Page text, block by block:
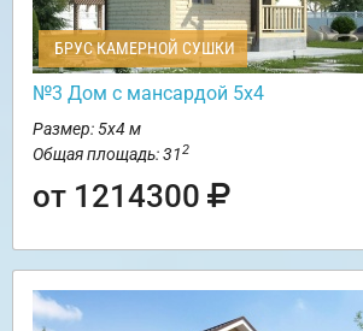
БРУС КАМЕРНОЙ СУШКИ
№3 Дом с мансардой 5х4
Размер: 5х4 м
Общая площадь: 312
от 1214300